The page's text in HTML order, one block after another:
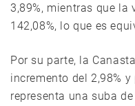
3,89%, mientras que
142,08%, lo que es
Por su parte, la
incremento del 2,98%
representa una suba